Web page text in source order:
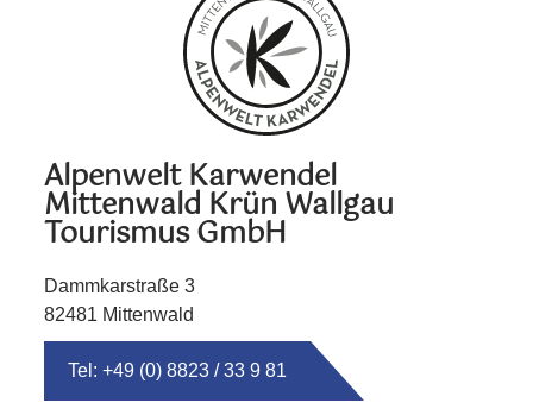
Alpenwelt Karwendel
Mittenwald Krün Wallgau
Tourismus GmbH
Dammkarstraße 3
82481 Mittenwald
Tel: +49 (0) 8823 / 33 9 81